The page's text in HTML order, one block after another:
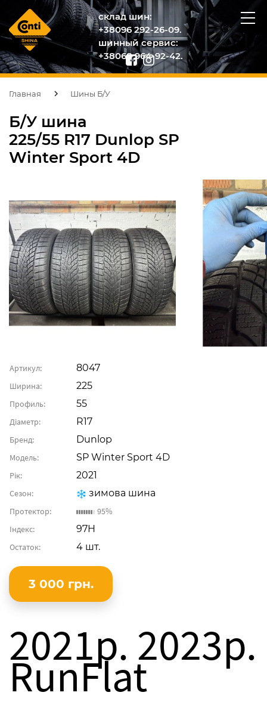
склад шин:
+38096 292-26-09.
шинный сервис:
+38068 964-92-42.
Главная Шины Б/У
Б/У шина
225/55 R17 Dunlop SP
Winter Sport 4D
Артикул: 8047
Ширина: 225
Профиль: 55
Діаметр: R17
Бренд: Dunlop
Модель: SP Winter Sport 4D
Рік: 2021
Сезон: зимова шина
Протектор:
95%
Індекс:
97H
Остаток: 4 шт.
3 000 грн.
2021p. 2023p.
RunFlat